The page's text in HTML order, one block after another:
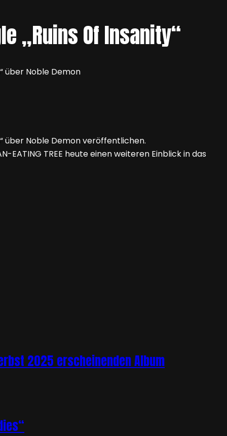
„Ruins Of Insanity“
über Noble Demon
über Noble Demon veröffentlichen.
EATING TREE heute einen weiteren Einblick in das
2025 erscheinenden Album